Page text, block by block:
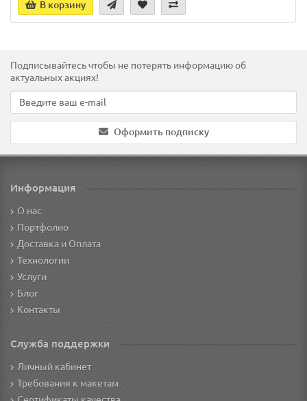
В корзину
Подписывайтесь чтобы не потерять информацию об
актуальных акциях!
Оформить подписку
Информация
О нас
Портфолио
Доставка и Оплата
Технологии
Услуги
Блог
Контакты
Служба поддержки
Личный кабинет
Требования к макетам